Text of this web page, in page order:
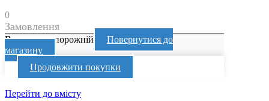
0
Замовлення
Ваш кошик порожній
Повернутися до
магазину
Продовжити покупки
Перейти до вмісту